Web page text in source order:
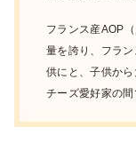
フランス産AOP
量を誇り、フラ
供にと、子供か
チーズ愛好家の間